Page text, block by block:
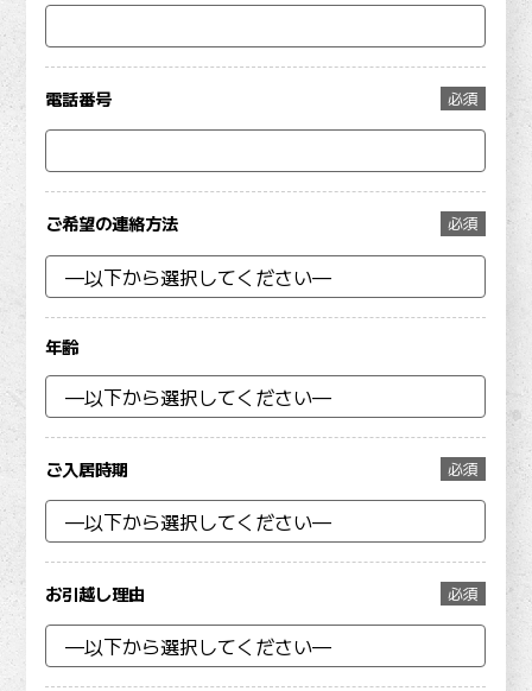
電話番号 必須
ご希望の連絡方法 必須
年齢
ご入居時期 必須
お引越し理由 必須